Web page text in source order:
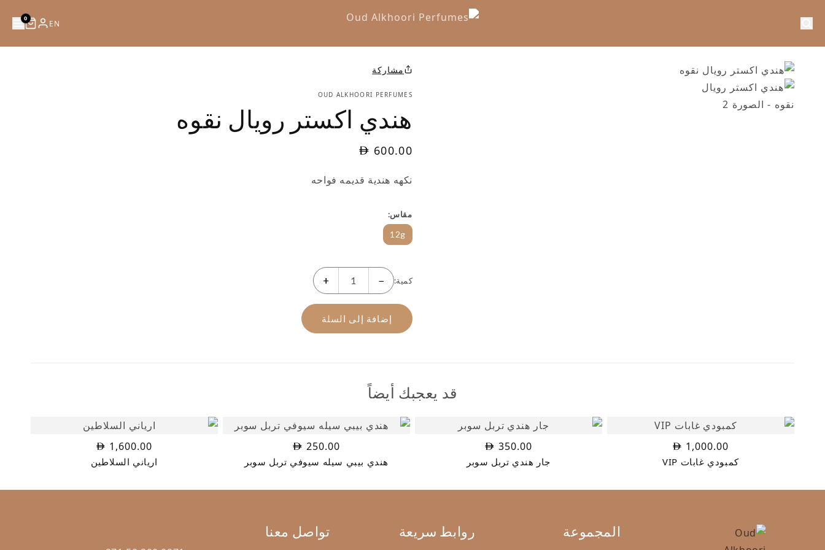
EN
0
مشاركة
OUD ALKHOORI PERFUMES
هندي اكستر رويال نقوه
600.00
نكهه هندية قديمه فواحه
مقاس
12g
كمية: −
+
إضافة إلى السلة
قد يعجبك أيضاً
1,000.00
كمبودي غابات VIP
350.00
جار هندي تربل سوبر
250.00
هندي بيبي سيله سيوفي تربل سوبر
1,600.00
ارياني السلاطين
المجموعة روابط سريعة تواصل معنا